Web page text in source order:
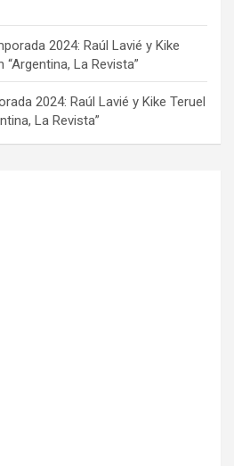
2024: Raúl Lavié y Kike
La Revista”
2024: Raúl Lavié y Kike Teruel
La Revista”